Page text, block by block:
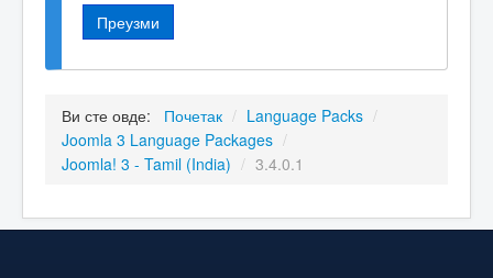
Преузми
Ви сте овде: Почетак / Language Packs /
Joomla 3 Language Packages /
Joomla! 3 - Tamil (India) / 3.4.0.1